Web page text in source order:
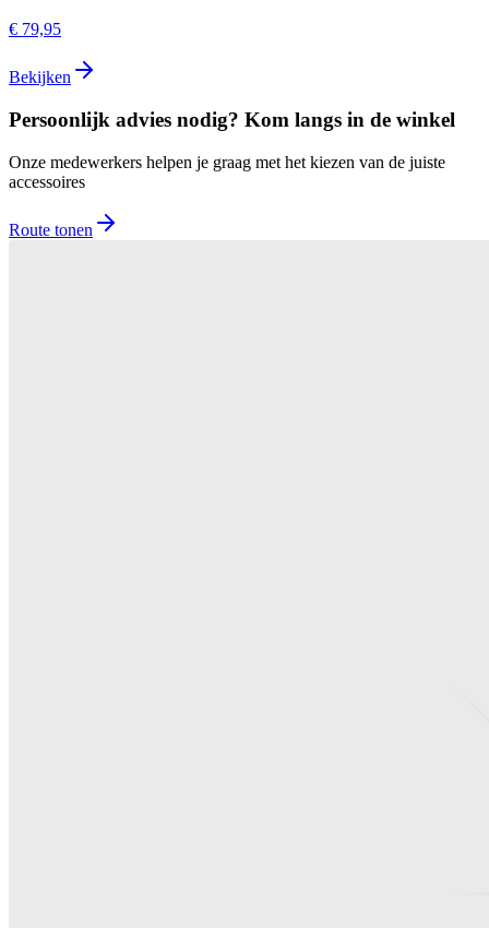
€ 79,95
Bekijken
Persoonlijk advies nodig? Kom langs in de winkel
Onze medewerkers helpen je graag met het kiezen van de juiste
accessoires
Route tonen